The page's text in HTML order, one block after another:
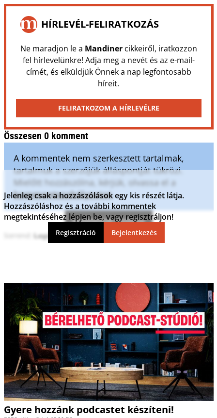
HÍRLEVÉL-FELIRATKOZÁS
Ne maradjon le a Mandinercikkeiről, iratkozzon
fel hírlevelünkre! Adja meg a nevét és az e-mail-
címét, és elküldjük Önnek a nap legfontosabb
híreit.
FELIRATKOZOM A HÍRLEVÉLRE
Összesen 0 komment
A kommentek nem szerkesztett tartalmak,
tartalmuk a szerzőjük álláspontját tükrözi.
Mielőtt hozzászólna, kérjük, olvassa el a
kommentszabályzatot.
Kommentek frissítése
Jelenleg csak a hozzászólások egy kis részét látja.
Hozzászóláshoz és a további kommentek
megtekintéséhez lépjen be, vagy regisztráljon!
Regisztráció Bejelentkezés
Gyere hozzánk podcastet készíteni!